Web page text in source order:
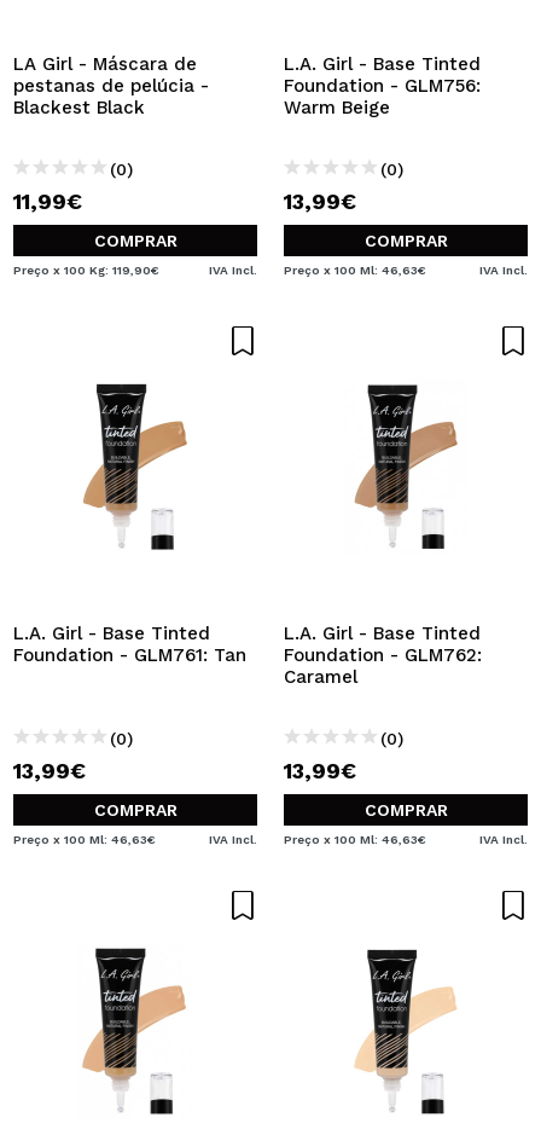
LA Girl - Máscara de
pestanas de pelúcia -
Blackest Black
(0)
11,99€
COMPRAR
Preço x 100 Kg: 119,90€ IVA Incl.
L.A. Girl - Base Tinted
Foundation - GLM756:
Warm Beige
(0)
13,99€
COMPRAR
Preço x 100 Ml: 46,63€ IVA Incl.
L.A. Girl - Base Tinted
Foundation - GLM761: Tan
(0)
13,99€
COMPRAR
Preço x 100 Ml: 46,63€ IVA Incl.
L.A. Girl - Base Tinted
Foundation - GLM762:
Caramel
(0)
13,99€
COMPRAR
Preço x 100 Ml: 46,63€ IVA Incl.